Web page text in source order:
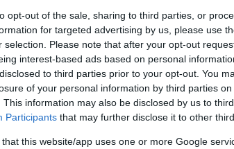
opt-out of the sale, sharing to third parties, or
for targeted advertising by us, please use
selection. Please note that after your opt-out
interest-based ads based on personal
to third parties prior to your opt-out. You
of your personal information by third parties on
This information may also be disclosed by us to
Participants that may further disclose it to other
that this website/app uses one or more Google
“Tablettes de Chocolat”
En 1987, RAPUNZEL lançait sur le marché
chocolat bio et équitable au monde…
Lire la suite »
28 mars 2018